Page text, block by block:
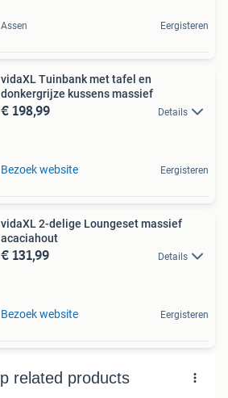
Assen Eergisteren
vidaXL Tuinbank met tafel en
donkergrijze kussens massief
€ 198,99 Details
Bezoek website Eergisteren
vidaXL 2-delige Loungeset massief
acaciahout
€ 131,99 Details
Bezoek website Eergisteren